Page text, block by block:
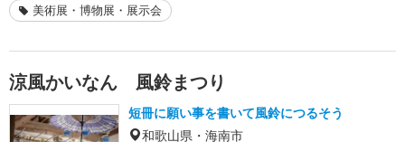
美術展・博物展・展示会
涼風かいなん 風鈴まつり
短冊に願い事を書いて風鈴につるそう
和歌山県・海南市